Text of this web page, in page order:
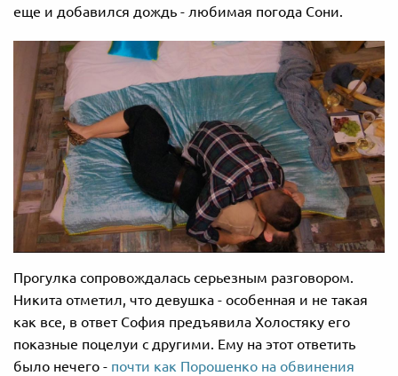
еще и добавился дождь - любимая погода Сони.
Прогулка сопровождалась серьезным разговором.
Никита отметил, что девушка - особенная и не такая
как все, в ответ София предъявила Холостяку его
показные поцелуи с другими. Ему на этот ответить
было нечего - почти как Порошенко на обвинения